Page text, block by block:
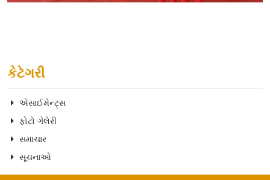
કેટેગરી
એસાઈમેન્ટ્સ
ફોટો ગેલેરી
સમાચાર
સૂચનાઓ